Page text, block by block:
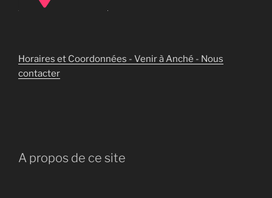
Horaires et Coordonnées - Venir à Anché - Nous
contacter
A propos de ce site